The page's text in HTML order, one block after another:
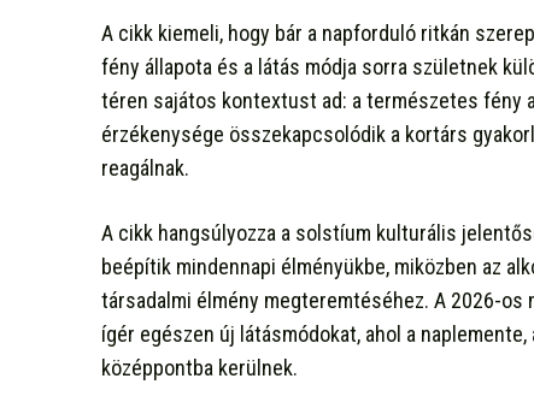
A cikk kiemeli, hogy bár a napforduló ritkán
fény állapota és a látás módja sorra születnek
téren sajátos kontextust ad: a természetes fény
érzékenysége összekapcsolódik a kortárs
reagálnak.
A cikk hangsúlyozza a solstíum kulturális
beépítik mindennapi élményükbe, miközben az
társadalmi élmény megteremtéséhez. A 2026-
ígér egészen új látásmódokat, ahol a
középpontba kerülnek.